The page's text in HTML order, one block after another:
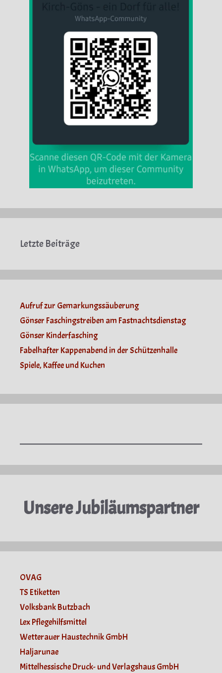
Letzte Beiträge
Aufruf zur Gemarkungssäuberung
Gönser Faschingstreiben am Fastnachtsdienstag
Gönser Kinderfasching
Fabelhafter Kappenabend in der Schützenhalle
Spiele, Kaffee und Kuchen
Unsere Jubiläumspartner
OVAG
TS Etiketten
Volksbank Butzbach
Lex Pflegehilfsmittel
Wetterauer Haustechnik GmbH
Haljarunae
Mittelhessische Druck- und Verlagshaus GmbH